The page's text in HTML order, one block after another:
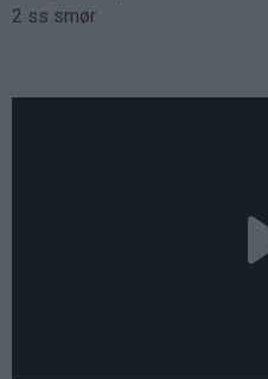
2 ss smør